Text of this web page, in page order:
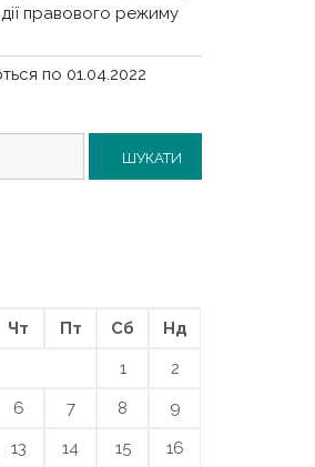
правового режиму
по 01.04.2022
Чт Пт Сб
Нд
1
2
6 7 8
9
13 14 15 16